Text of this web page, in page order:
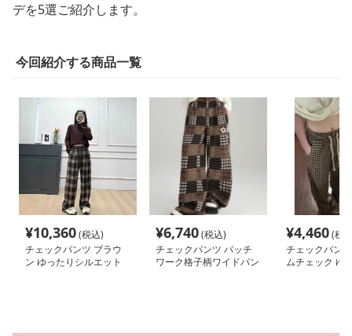
デを5選ご紹介します。
今回紹介する商品一覧
¥10,360(税込)
チェックパンツ ブラウ
ン ゆったりシルエット
¥6,740(税込)
チェックパンツ パッチ
ワーク格子柄ワイドパン
¥4,460(税
チェックパン
ムチェック ゆ